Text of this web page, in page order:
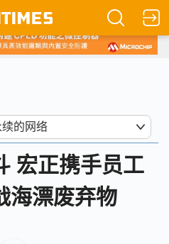
宏正携手员工
海漂废弃物